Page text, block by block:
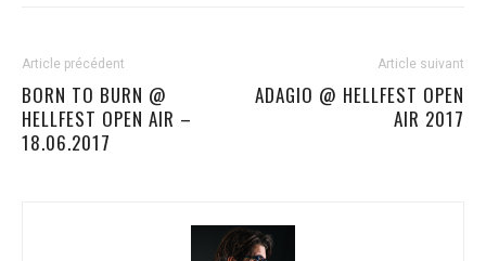
Article précédent
BORN TO BURN @
HELLFEST OPEN AIR –
18.06.2017
Article suivant
ADAGIO @ HELLFEST OPEN
AIR 2017